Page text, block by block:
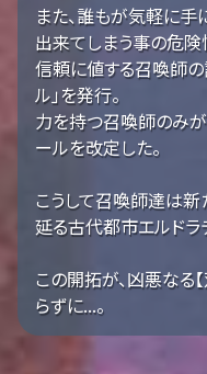
また、誰もが気軽に
出来てしまう事の危険
信頼に値する召喚師の
ル」を発行。
力を持つ召喚師のみ
ールを改定した。
こうして召喚師達は
延る古代都市エルドラ
この開拓が、凶悪なる
らずに...。